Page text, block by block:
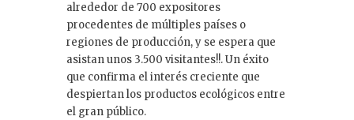
alrededor de 700 expositores
procedentes de múltiples países o
regiones de producción, y se espera que
asistan unos 3.500 visitantes!!. Un éxito
que confirma el interés creciente que
despiertan los productos ecológicos entre
el gran público.